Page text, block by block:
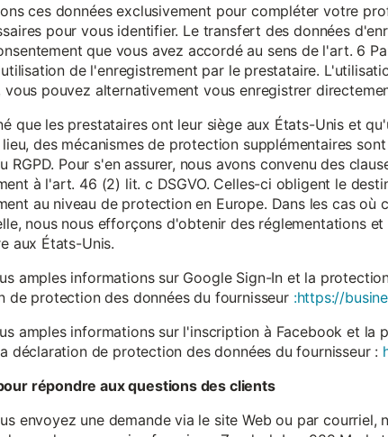
ces données exclusivement pour compléter votre
pour vous identifier. Le transfert des données
que vous avez accordé au sens de l'art. 6
de l'enregistrement par le prestataire.
vous pouvez alternativement vous enregistrer
que les prestataires ont leur siège aux États-Unis et
des mécanismes de protection supplémentaires
RGPD. Pour s'en assurer, nous avons convenu des
à l'art. 46 (2) lit. c DSGVO. Celles-ci obligent le
au niveau de protection en Europe. Dans les cas
nous nous efforçons d'obtenir des réglementations
aux États-Unis.
amples informations sur Google Sign-In et la
de protection des données du fournisseur :https://
amples informations sur l'inscription à Facebook et la
déclaration de protection des données du fournisseur :
répondre aux questions des clients
envoyez une demande via le site Web ou par